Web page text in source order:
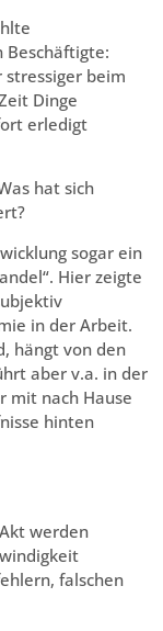
Beschäftigte:
stressiger beim
Dinge
erledigt
hat sich
sogar ein
Hier zeigte
in der Arbeit.
hängt von den
aber v.a. in der
mit nach Hause
hinten
werden
falschen